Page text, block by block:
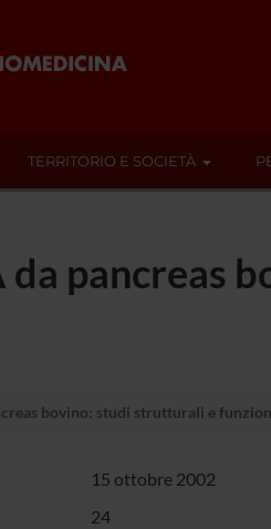
TERRITORIO E SOCIETÀ
pancreas
bovino: studi strutturali e
15 ottobre 2002
24